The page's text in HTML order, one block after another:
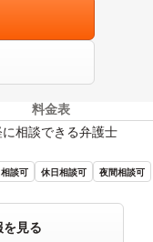
料金表
相談できる弁護士
談可 休日相談可
夜間相談可
見る